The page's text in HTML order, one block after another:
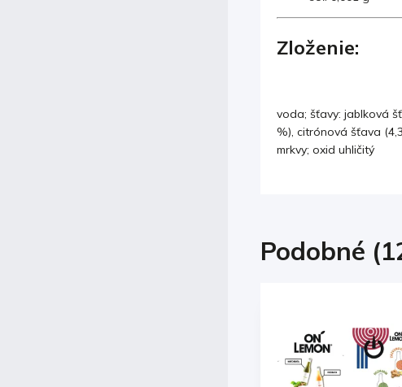
Zloženie:
voda; šťavy: jablková
%), citrónová šťava
mrkvy; oxid uhličitý
Podobné